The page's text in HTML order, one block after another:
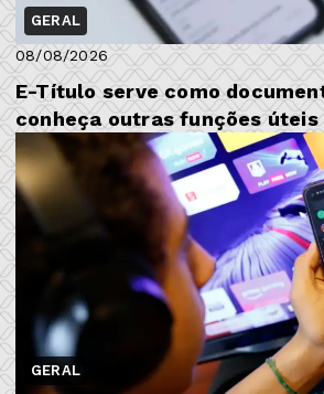
GERAL
08/08/2026
E-Título serve como
conheça outras funções úteis
GERAL